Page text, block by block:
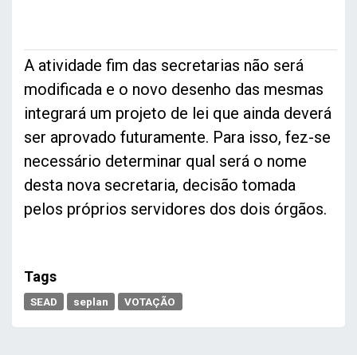
A atividade fim das secretarias não será
modificada e o novo desenho das mesmas
integrará um projeto de lei que ainda deverá
ser aprovado futuramente. Para isso, fez-se
necessário determinar qual será o nome
desta nova secretaria, decisão tomada
pelos próprios servidores dos dois órgãos.
Tags
SEAD seplan VOTAÇÃO